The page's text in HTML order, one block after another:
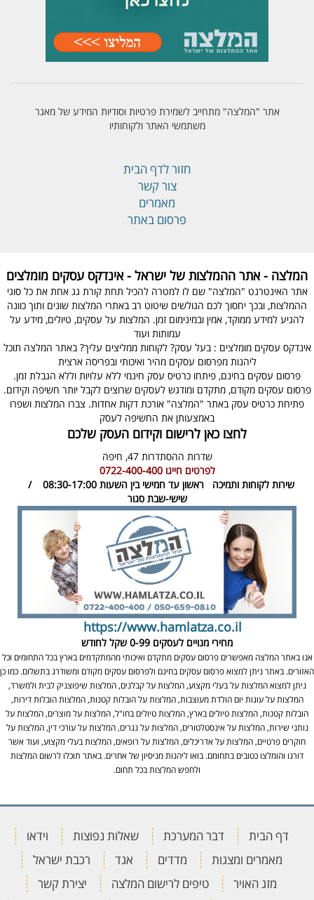
אתר "המלצה" מתחייב לשמירת פרטיות וסודיות המידע של מאגר
משתמשי האתר ולקוחותיו
חזור לדף הבית
צור קשר
מאמרים
פרסום באתר
המלצה - אתר ההמלצות של ישראל - אינדקס עסקים מומלצים
אתר האינטרנט "המלצה" שם לו למטרה להכיל תחת קורת גג אחת את כל סוגי
ההמלצות, ובכך יחסוך לכם הגולשים שיטוט רב באתרי המלצות שונים ותוך כוונה
להגיע למידע ממוקד, אמין ובמינימום זמן. המלצות על עסקים, טיולים, מידע על
עמותות ועוד
אינדקס עסקים מומלצים : בעל עסק? לקוחות ממליצים עליך? באתר המלצה תוכל
ליהנות מפרסום עסקים מהיר ואיכותי ובפריסה ארצית
פרסום עסקים בחינם, פיתחו כרטיס עסק חינמי ללא עלויות וללא הגבלת זמן.
פרסום עסקים מקודם, מתקדם ומודגש לעסקים שרוצים לקבל יותר חשיפה וקידום.
פתיחת כרטיס עסק באתר "המלצה" אורכת דקות אחדות. צברו המלצות ושפרו
באמצעותן את החשיפה לעסק
לחצו כאן לרישום וקידום העסק שלכם
שדרות ההסתדרות 47,
חיפה
לפרטים חייגו0722-400-400
שירות לקוחות ותמיכה
ראשון עד חמישי בין השעות 08:30-17:00 /
שישי-שבת סגור
https://www.hamlatza.co.il
מחירי מנויים לעסקים 0-99 שקל לחודש
אנו באתר המלצה מאפשרים פרסום עסקים מתקדם ואיכותי מהמתקדמים בארץ בכל התחומים וכל
האזורים. באתר ניתן למצוא פרסום עסקים בחינם ולפרסום עסקים מקודם ומשודרג בתשלום. כמו כן
ניתן למצוא המלצות על בעלי מקצוע, המלצות על קבלנים, המלצות שיפוצניק לבית ולמשרד,
המלצות על עוגות יום הולדת מעוצבות, המלצות על הובלות קטנות, המלצות הובלות דירות,
הובלות קטנות, המלצות טיולים בארץ, המלצות טיולים בחו"ל, המלצות על מוצרים, המלצות על
נותני שירות, המלצות על אינסטלטורים, המלצות על נגרים, המלצות על עורכי דין, המלצות על
חוקרים פרטיים, המלצות על אדריכלים, המלצות על רופאים, המלצות בעלי מקצוע, ועוד אשר
דורגו והומלצו כטובים בתחומם. בואו ליהנות מניסיון של אחרים. באתר תוכלו לרשום המלצות
ולחפש המלצות בכל תחום.
דף הבית דבר המערכת שאלות נפוצות
וידאו
מאמרים ומצגות
מדדים אגד
רכבת ישראל
מזג האויר
טיפים לרישום המלצה
יצירת קשר